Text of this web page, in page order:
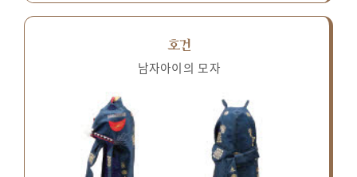
호건
남자아이의 모자